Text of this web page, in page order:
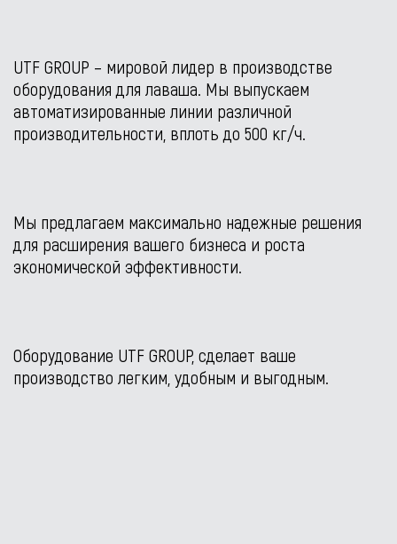
UTF GROUP – мировой лидер в производстве
оборудования для лаваша. Мы выпускаем
автоматизированные линии различной
производительности, вплоть до 500 кг/ч.
Мы предлагаем максимально надежные решения
для расширения вашего бизнеса и роста
экономической эффективности.
Оборудование UTF GROUP, сделает ваше
производство легким, удобным и выгодным.